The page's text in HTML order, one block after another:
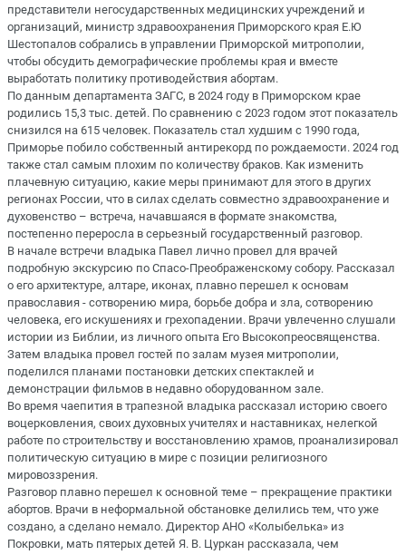
представители негосударственных медицинских учреждений и
организаций, министр здравоохранения Приморского края Е.Ю
Шестопалов собрались в управлении Приморской митрополии,
чтобы обсудить демографические проблемы края и вместе
выработать политику противодействия абортам.
По данным департамента ЗАГС, в 2024 году в Приморском крае
родились 15,3 тыс. детей. По сравнению с 2023 годом этот показатель
снизился на 615 человек. Показатель стал худшим с 1990 года,
Приморье побило собственный антирекорд по рождаемости. 2024 год
также стал самым плохим по количеству браков. Как изменить
плачевную ситуацию, какие меры принимают для этого в других
регионах России, что в силах сделать совместно здравоохранение и
духовенство – встреча, начавшаяся в формате знакомства,
постепенно переросла в серьезный государственный разговор.
В начале встречи владыка Павел лично провел для врачей
подробную экскурсию по Спасо-Преображенскому собору. Рассказал
о его архитектуре, алтаре, иконах, плавно перешел к основам
православия - сотворению мира, борьбе добра и зла, сотворению
человека, его искушениях и грехопадении. Врачи увлеченно слушали
истории из Библии, из личного опыта Его Высокопреосвященства.
Затем владыка провел гостей по залам музея митрополии,
поделился планами постановки детских спектаклей и
демонстрации фильмов в недавно оборудованном зале.
Во время чаепития в трапезной владыка рассказал историю своего
воцерковления, своих духовных учителях и наставниках, нелегкой
работе по строительству и восстановлению храмов, проанализировал
политическую ситуацию в мире с позиции религиозного
мировоззрения.
Разговор плавно перешел к основной теме – прекращение практики
абортов. Врачи в неформальной обстановке делились тем, что уже
создано, а сделано немало. Директор АНО «Колыбелька» из
Покровки, мать пятерых детей Я. В. Цуркан рассказала, чем